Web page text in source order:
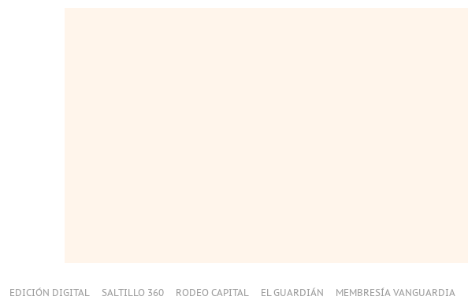
EDICIÓN DIGITAL SALTILLO 360 RODEO CAPITAL EL GUARDIÁN MEMBRESÍA VANGUARDIA